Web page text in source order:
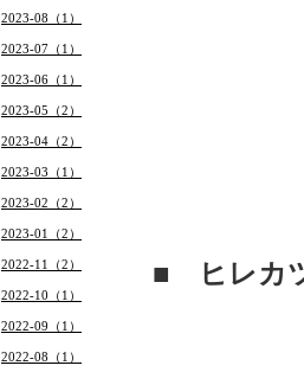
■ ヒレカ
2023-08（1）
2023-07（1）
2023-06（1）
2023-05（2）
2023-04（2）
2023-03（1）
2023-02（2）
2023-01（2）
2022-11（2）
2022-10（1）
2022-09（1）
2022-08（1）